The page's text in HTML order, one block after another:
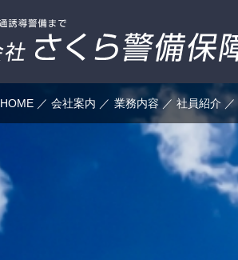
HOME 会社案内 業務内容 社員紹介